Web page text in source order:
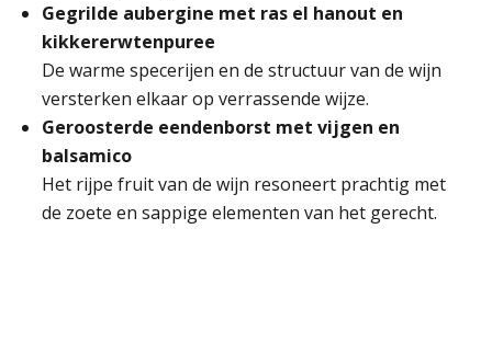
Gegrilde aubergine met ras el hanout en
kikkererwtenpuree
De warme specerijen en de structuur van de wijn
versterken elkaar op verrassende wijze.
Geroosterde eendenborst met vijgen en
balsamico
Het rijpe fruit van de wijn resoneert prachtig met
de zoete en sappige elementen van het gerecht.